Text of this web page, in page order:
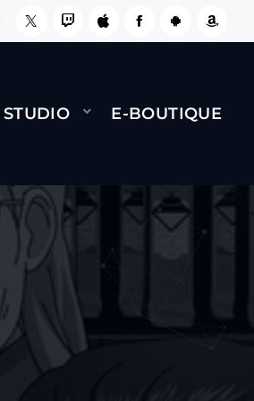
NAMI BERNARD MINET -
STUDIO E-BOUTIQUE